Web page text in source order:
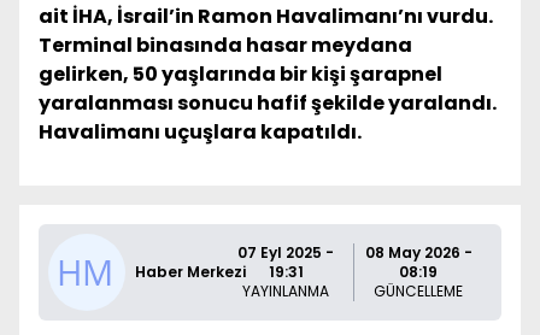
ait İHA, İsrail’in Ramon Havalimanı’nı vurdu.
Terminal binasında hasar meydana
gelirken, 50 yaşlarında bir kişi şarapnel
yaralanması sonucu hafif şekilde yaralandı.
Havalimanı uçuşlara kapatıldı.
Haber Merkezi
07 Eyl 2025 -
19:31
YAYINLANMA
08 May 2026 -
08:19
GÜNCELLEME